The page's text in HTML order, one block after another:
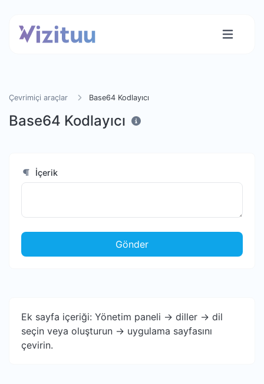
Çevrimiçi araçlar Base64 Kodlayıcı
Base64 Kodlayıcı
İçerik
Gönder
Ek sayfa içeriği: Yönetim paneli -> diller -> dil
seçin veya oluşturun -> uygulama sayfasını
çevirin.